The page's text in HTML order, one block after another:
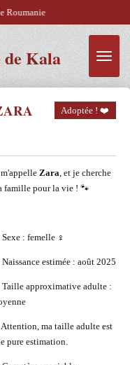
Kala
Roumanie
Adoptée ! ❤️
m'appelleZara, et je cherche
famille pour la vie ! 🐾
Sexe : femelle ♀️
Naissance estimée : août 2025
Taille approximative adulte :
ma taille adulte est
pure estimation.